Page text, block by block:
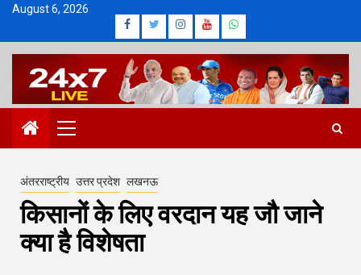
Skip
content
August 6, 2026
Facebook
Twitter
Instagram
Youtube
Whatsapp
Primary
Menu
अंतरराष्ट्रीय उत्तर प्रदेश लखनऊ
किसानों के लिए वरदान यह जौ जाने
क्या है विशेषता